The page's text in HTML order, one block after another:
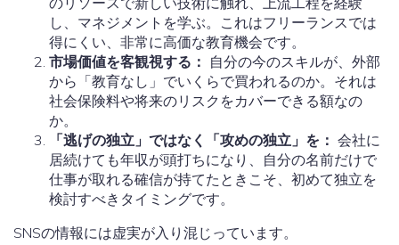
し、マネジメントを学ぶ。これはフリーランスでは
得にくい、非常に高価な教育機会です。
市場価値を客観視する： 自分の今のスキルが、外部
から「教育なし」でいくらで買われるのか。それは
社会保険料や将来のリスクをカバーできる額なの
か。
「逃げの独立」ではなく「攻めの独立」を： 会社に
居続けても年収が頭打ちになり、自分の名前だけで
仕事が取れる確信が持てたときこそ、初めて独立を
検討すべきタイミングです。
SNSの情報には虚実が入り混じっています。